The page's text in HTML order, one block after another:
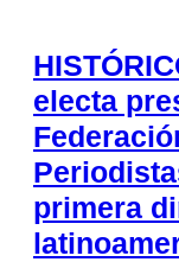
electa
primera